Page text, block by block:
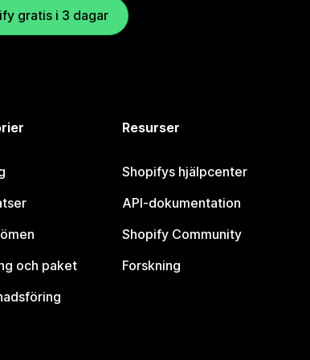
gratis i 3 dagar
och paket
Resurser
Shopifys hjälpcenter
API-dokumentation
Shopify Community
Forskning